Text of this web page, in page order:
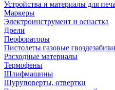
Устройства и материалы для
Маркеры
Электроинструмент и оснастка
Дрели
Перфораторы
Пистолеты газовые
Расходные материалы
Термофены
Шлифмашины
Шуруповерты, отвертки